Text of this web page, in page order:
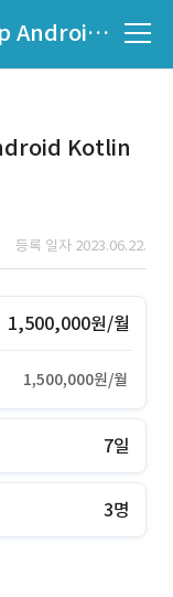
CO2 Network Mobile App Android Kotlin 개발
Kotlin
등록 일자 2023.06.22.
1,500,000원/월
1,500,000원/월
7일
3명